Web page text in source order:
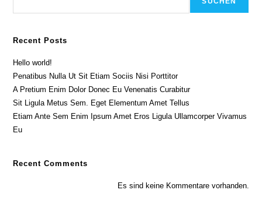
Recent Posts
Hello world!
Penatibus Nulla Ut Sit Etiam Sociis Nisi Porttitor
A Pretium Enim Dolor Donec Eu Venenatis Curabitur
Sit Ligula Metus Sem. Eget Elementum Amet Tellus
Etiam Ante Sem Enim Ipsum Amet Eros Ligula Ullamcorper Vivamus
Eu
Recent Comments
Es sind keine Kommentare vorhanden.